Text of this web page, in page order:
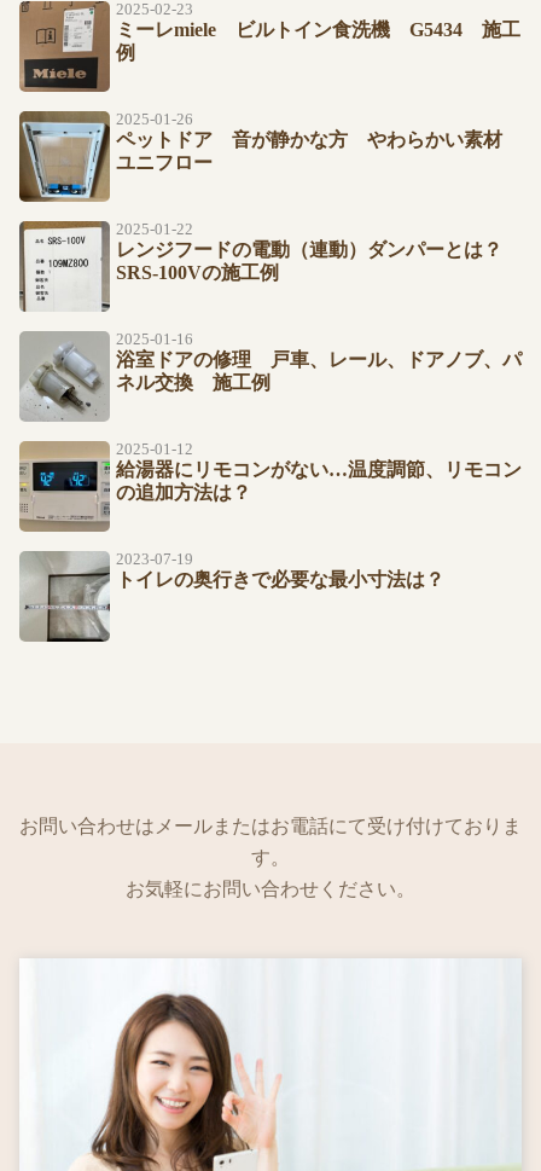
2025-02-23
ミーレmiele ビルトイン食洗機 G5434 施工
例
2025-01-26
ペットドア 音が静かな方 やわらかい素材
ユニフロー
2025-01-22
レンジフードの電動（連動）ダンパーとは？
SRS-100Vの施工例
2025-01-16
浴室ドアの修理 戸車、レール、ドアノブ、パ
ネル交換 施工例
2025-01-12
給湯器にリモコンがない…温度調節、リモコン
の追加方法は？
2023-07-19
トイレの奥行きで必要な最小寸法は？
お問い合わせはメールまたはお電話にて受け付けておりま
す。
お気軽にお問い合わせください。